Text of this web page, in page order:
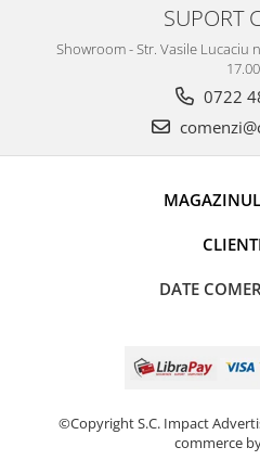
SUPORT
Showroom - Str. Vasile Lucaciu
17.00
0722
DATE
©Copyright S.C. Impact
commerce